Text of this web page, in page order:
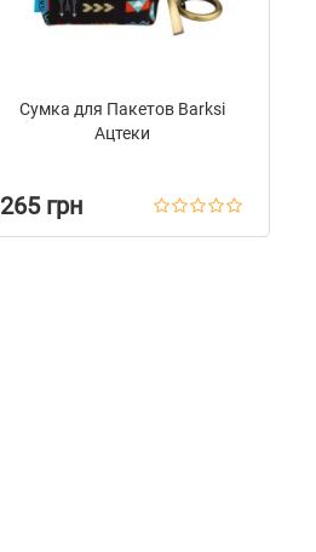
Сумка для Пакетов Barksi
Ацтеки
265 грн